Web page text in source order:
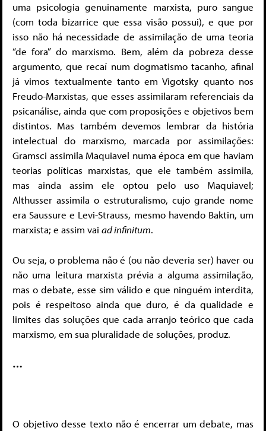
uma psicologia genuinamente marxista, puro sangue
(com toda bizarrice que essa visão possui), e que por
isso não há necessidade de assimilação de uma teoria
“de fora” do marxismo. Bem, além da pobreza desse
argumento, que recaí num dogmatismo tacanho, afinal
já vimos textualmente tanto em Vigotsky quanto nos
Freudo-Marxistas, que esses assimilaram referenciais da
psicanálise, ainda que com proposições e objetivos bem
distintos. Mas também devemos lembrar da história
intelectual do marxismo, marcada por assimilações:
Gramsci assimila Maquiavel numa época em que haviam
teorias políticas marxistas, que ele também assimila,
mas ainda assim ele optou pelo uso Maquiavel;
Althusser assimila o estruturalismo, cujo grande nome
era Saussure e Levi-Strauss, mesmo havendo Baktin, um
marxista; e assim vai ad infinitum.
Ou seja, o problema não é (ou não deveria ser) haver ou
não uma leitura marxista prévia a alguma assimilação,
mas o debate, esse sim válido e que ninguém interdita,
pois é respeitoso ainda que duro, é da qualidade e
limites das soluções que cada arranjo teórico que cada
marxismo, em sua pluralidade de soluções, produz.
…
O objetivo desse texto não é encerrar um debate, mas